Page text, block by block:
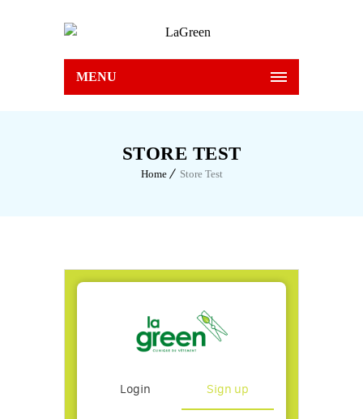
MENU
STORE TEST
Home Store Test
Login Sign up